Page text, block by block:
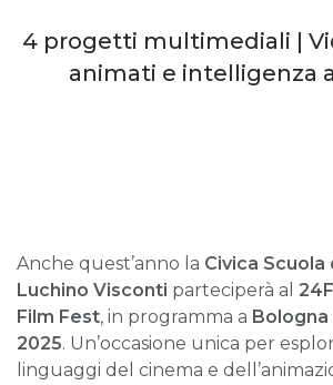
4 progetti multimediali |
animati e intelligenza
Anche quest’anno la Civica Scuola
Luchino Visconti parteciperà al
Film Fest, in programma a Bologna
2025. Un’occasione unica per
linguaggi del cinema e